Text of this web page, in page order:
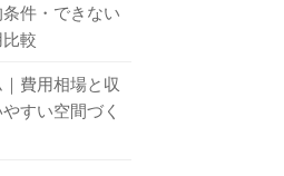
件・できない
較
費用相場と収
すい空間づく